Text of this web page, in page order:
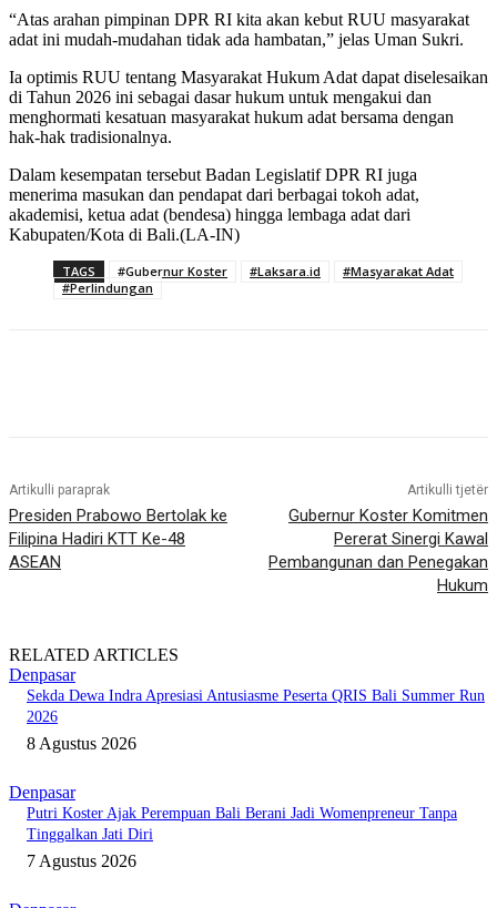
“Atas arahan pimpinan DPR RI kita akan kebut RUU masyarakat
adat ini mudah-mudahan tidak ada hambatan,” jelas Uman Sukri.
Ia optimis RUU tentang Masyarakat Hukum Adat dapat diselesaikan
di Tahun 2026 ini sebagai dasar hukum untuk mengakui dan
menghormati kesatuan masyarakat hukum adat bersama dengan
hak-hak tradisionalnya.
Dalam kesempatan tersebut Badan Legislatif DPR RI juga
menerima masukan dan pendapat dari berbagai tokoh adat,
akademisi, ketua adat (bendesa) hingga lembaga adat dari
Kabupaten/Kota di Bali.(LA-IN)
TAGS #Gubernur Koster #Laksara.id
#Masyarakat Adat
#Perlindungan
Artikulli paraprak
Presiden Prabowo Bertolak ke
Filipina Hadiri KTT Ke-48
ASEAN
Artikulli tjetër
Gubernur Koster Komitmen
Pererat Sinergi Kawal
Pembangunan dan Penegakan
Hukum
RELATED ARTICLES
Denpasar
Sekda Dewa Indra Apresiasi Antusiasme Peserta QRIS Bali Summer Run
2026
8 Agustus 2026
Denpasar
Putri Koster Ajak Perempuan Bali Berani Jadi Womenpreneur Tanpa
Tinggalkan Jati Diri
7 Agustus 2026